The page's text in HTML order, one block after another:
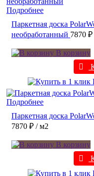
Подробнее
Паркетная доска
необработанный 7870 ₽
В корзину
Подробнее
Паркетная доска
7870 ₽ / м2
В корзину